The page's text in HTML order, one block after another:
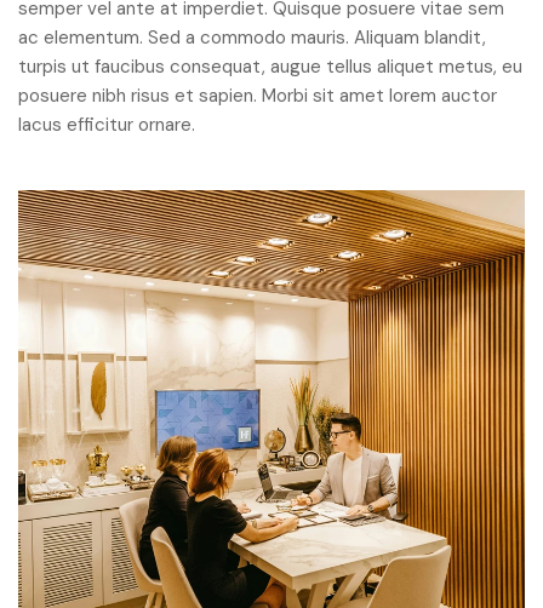
semper vel ante at imperdiet. Quisque posuere vitae sem
ac elementum. Sed a commodo mauris. Aliquam blandit,
turpis ut faucibus consequat, augue tellus aliquet metus, eu
posuere nibh risus et sapien. Morbi sit amet lorem auctor
lacus efficitur ornare.